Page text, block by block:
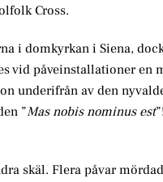
Cross.
i domkyrkan i Siena,
vid påveinstallationer en
underifrån av den
”Mas nobis nominus est
skäl. Flera påvar